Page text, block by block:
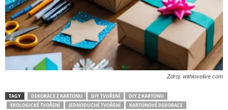
Zdroj: withlovelive.com
TAGY DEKORACE Z KARTONU DIY TVOŘENÍ
DIY Z KARTONU
EKOLOGICKÉ TVOŘENÍ
JEDNODUCHÉ TVOŘENÍ
KARTONOVÉ DEKORACE